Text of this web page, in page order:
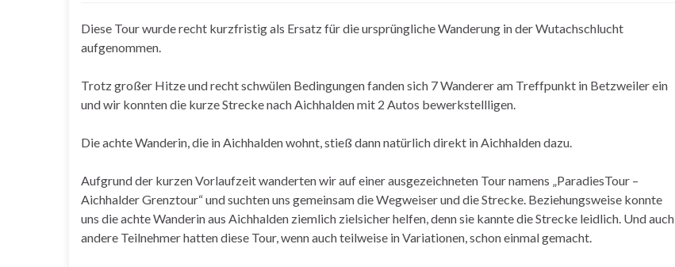
Diese Tour wurde recht kurzfristig als Ersatz für die ursprüngliche Wanderung in der Wutachschlucht
aufgenommen.
Trotz großer Hitze und recht schwülen Bedingungen fanden sich 7 Wanderer am Treffpunkt in Betzweiler ein
und wir konnten die kurze Strecke nach Aichhalden mit 2 Autos bewerkstellligen.
Die achte Wanderin, die in Aichhalden wohnt, stieß dann natürlich direkt in Aichhalden dazu.
Aufgrund der kurzen Vorlaufzeit wanderten wir auf einer ausgezeichneten Tour namens „ParadiesTour –
Aichhalder Grenztour“ und suchten uns gemeinsam die Wegweiser und die Strecke. Beziehungsweise konnte
uns die achte Wanderin aus Aichhalden ziemlich zielsicher helfen, denn sie kannte die Strecke leidlich. Und auch
andere Teilnehmer hatten diese Tour, wenn auch teilweise in Variationen, schon einmal gemacht.